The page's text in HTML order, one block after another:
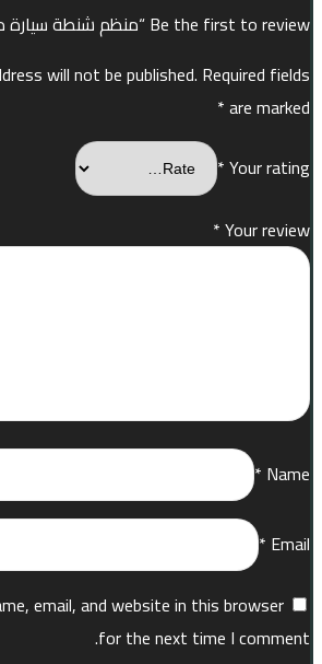
Be the first to review “منظم شنطة سيارة ماركة بروتون”
will not be published. Required fields
are marked
*
Your rating
*
Your review
*
Name
*
Email
*
email, and website in this browser
for the next time I comment.